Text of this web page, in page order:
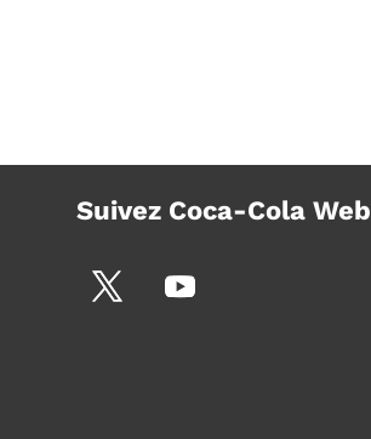
Suivez Coca-Cola Web